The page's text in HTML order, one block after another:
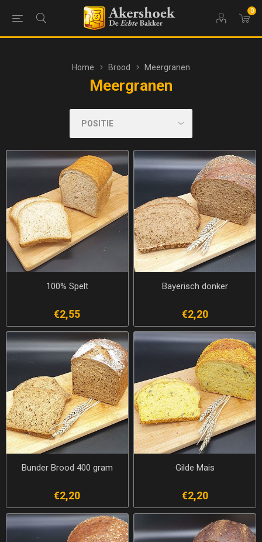
0
Home Brood Meergranen
Meergranen
100% Spelt
€2,55
Bayerisch donker
€2,20
Bunder Brood 400 gram
€2,20
Gilde Mais
€2,20